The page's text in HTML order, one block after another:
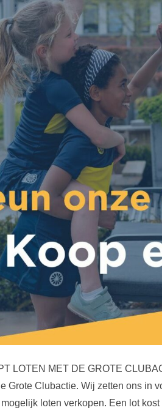
LOTEN MET DE GROTE
Grote Clubactie. Wij zetten ons in
loten verkopen. Een lot